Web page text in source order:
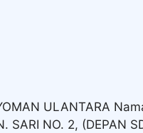
ULANTARA
NO. 2, (DEPAN